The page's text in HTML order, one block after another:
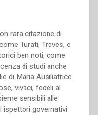
rara citazione di
Turati, Treves, e
ben noti, come
di studi anche
di Maria Ausiliatrice
vivaci, fedeli al
sensibili al­le
ispettori governativi